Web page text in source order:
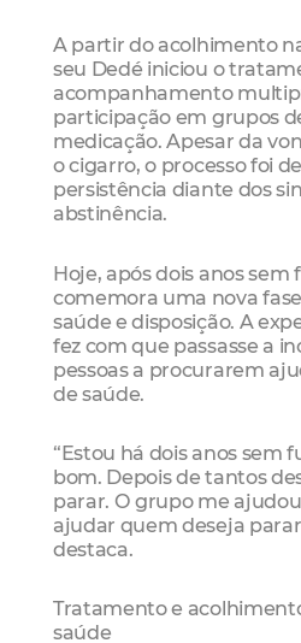
A partir do acolhimento
seu Dedé iniciou o
acompanhamento
participação em grupos
medicação. Apesar da
o cigarro, o processo foi
persistência diante dos
abstinência.
Hoje, após dois anos sem
comemora uma nova
saúde e disposição. A
fez com que passasse a
pessoas a procurarem
de saúde.
“Estou há dois anos sem
bom. Depois de tantos
parar. O grupo me
ajudar quem deseja
destaca.
Tratamento e
saúde